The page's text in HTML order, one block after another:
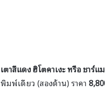
เตาสีแดง ฮิโตคาเงะ หรือชาร์แ
พิมพ์เดียว (สองด้าน) ราคา